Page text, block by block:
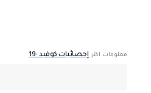
معلومات اكثر: إحصائيات كوفيد -19